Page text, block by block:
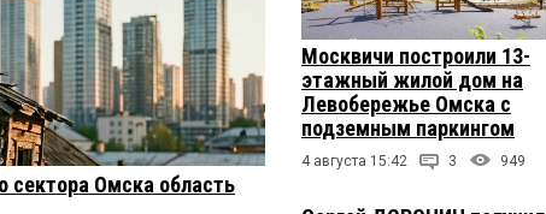
сектора Омска область
Москвичи построили 13-
этажный жилой дом на
Левобережье Омска с
подземным паркингом
4 августа 15:42 3 949